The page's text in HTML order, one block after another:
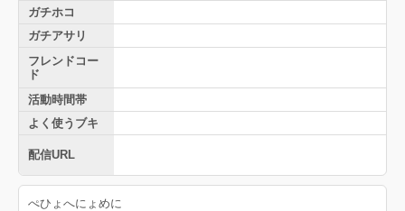
ガチホコ
ガチアサリ
フレンドコー
ド
活動時間帯
よく使うブキ
配信URL
ぺひょへにょめに